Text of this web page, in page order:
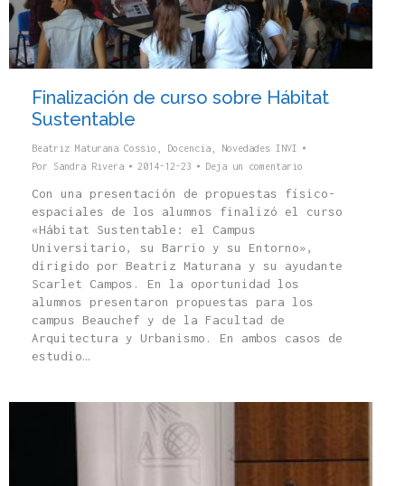
Finalización de curso sobre Hábitat
Sustentable
Beatriz Maturana Cossio , Docencia,
Novedades INVI
Por Sandra Rivera 2014-12-23 Deja un comentario
Con una presentación de propuestas físico-
espaciales de los alumnos finalizó el curso
«Hábitat Sustentable: el Campus
Universitario, su Barrio y su Entorno»,
dirigido por Beatriz Maturana y su ayudante
Scarlet Campos. En la oportunidad los
alumnos presentaron propuestas para los
campus Beauchef y de la Facultad de
Arquitectura y Urbanismo. En ambos casos de
estudio…